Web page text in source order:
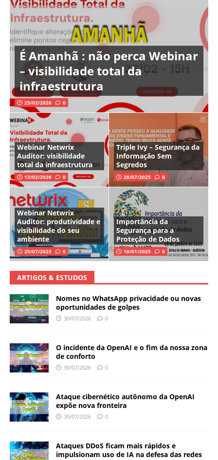
É Amanhã : não perca Webinar
– visibilidade total da
infraestrutura
25/02/2026 0
Webinar Netwrix
Auditor: visibilidade
total da infraestrutura
13/02/2026 0
Triple Ivy – Segurança da
Informação Sem
Segredos
28/07/2025 0
Webinar Netwrix
Auditor: produtividade e
visibilidade do seu
ambiente
25/07/2025 0
Importância da
Segurança para a
Proteção de Dados
16/01/2025 0
ARTIGOS & ESTUDOS
Nomes no WhatsApp privacidade ou novas
oportunidades de golpes
30/07/2026 0
O incidente da OpenAI e o fim da nossa zona
de conforto
30/07/2026 0
Ataque cibernético autônomo da OpenAI
expõe nova fronteira
30/07/2026 0
Ataques DDoS ficam mais rápidos e
impulsionam uso de IA na defesa das redes